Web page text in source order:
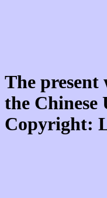
The
the
Copyright: